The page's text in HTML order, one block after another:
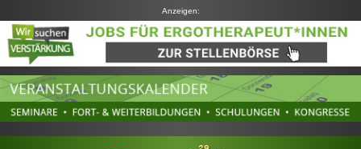
Anzeigen: